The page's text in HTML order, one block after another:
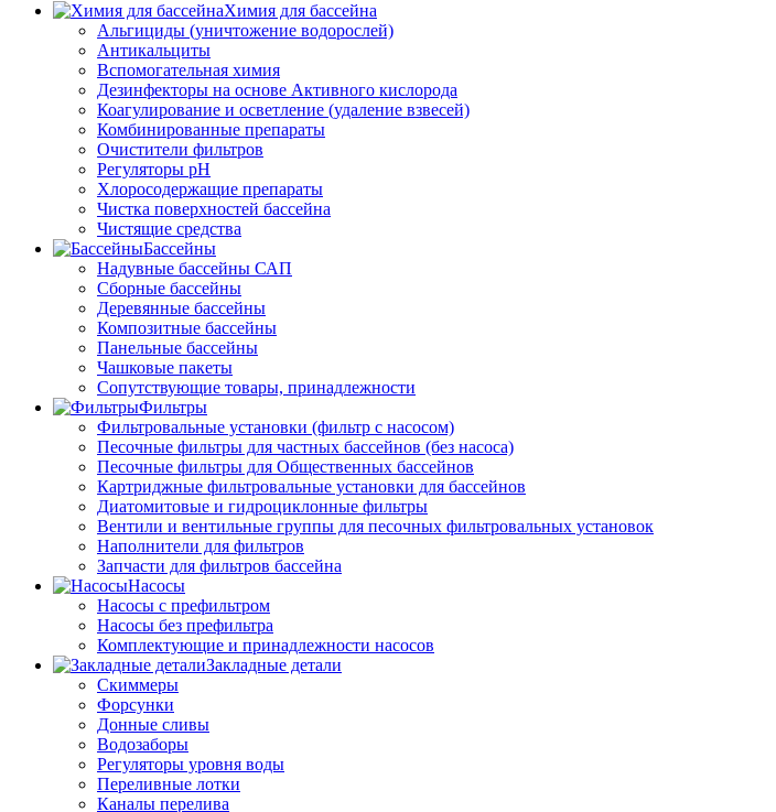
Химия для бассейна
Альгициды (уничтожение водорослей)
Антикальциты
Вспомогательная химия
Дезинфекторы на основе Активного кислорода
Коагулирование и осветление (удаление взвесей)
Комбинированные препараты
Очистители фильтров
Регуляторы pH
Хлоросодержащие препараты
Чистка поверхностей бассейна
Чистящие средства
Бассейны
Надувные бассейны САП
Сборные бассейны
Деревянные бассейны
Композитные бассейны
Панельные бассейны
Чашковые пакеты
Сопутствующие товары, принадлежности
Фильтры
Фильтровальные установки (фильтр с насосом)
Песочные фильтры для частных бассейнов (без насоса)
Песочные фильтры для Общественных бассейнов
Картриджные фильтровальные установки для бассейнов
Диатомитовые и гидроциклонные фильтры
Вентили и вентильные группы для песочных фильтровальных установок
Наполнители для фильтров
Запчасти для фильтров бассейна
Насосы
Насосы с префильтром
Насосы без префильтра
Комплектующие и принадлежности насосов
Закладные детали
Скиммеры
Форсунки
Донные сливы
Водозаборы
Регуляторы уровня воды
Переливные лотки
Каналы перелива